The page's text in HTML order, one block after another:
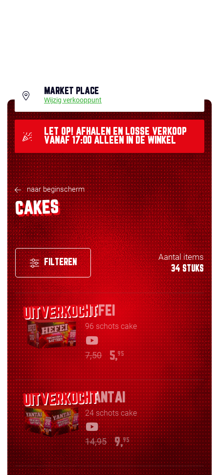
MARKET PLACE
Wijzig verkooppunt
LET OP! AFHALEN EN LOSSE VERKOOP
VANAF 17:00 ALLEEN IN DE WINKEL
naar beginscherm
CAKES
FILTEREN
Aantal items
34 STUKS
HEFEI
96 schots cake
7,50 5,95
YANTAI
24 schots cake
14,95 9,95